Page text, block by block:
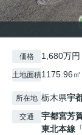
価格 1,680万円
土地面積1175.96㎡
所在地 栃木県宇
交通 宇都宮芳
東北本線 「